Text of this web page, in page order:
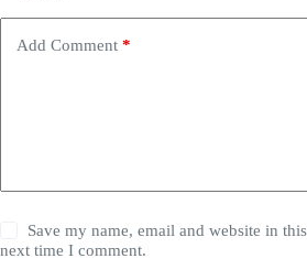
Add Comment *
Save my name, email and website in
next time I comment.